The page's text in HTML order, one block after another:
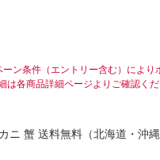
ン条件（エントリー含む）により
各商品詳細ページよりご確認くだ
ニ 蟹 送料無料（北海道・沖縄